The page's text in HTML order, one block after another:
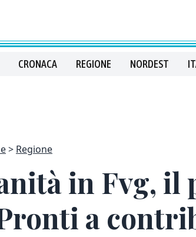
CRONACA REGIONE NORDEST
Regione
in Fvg, il
a